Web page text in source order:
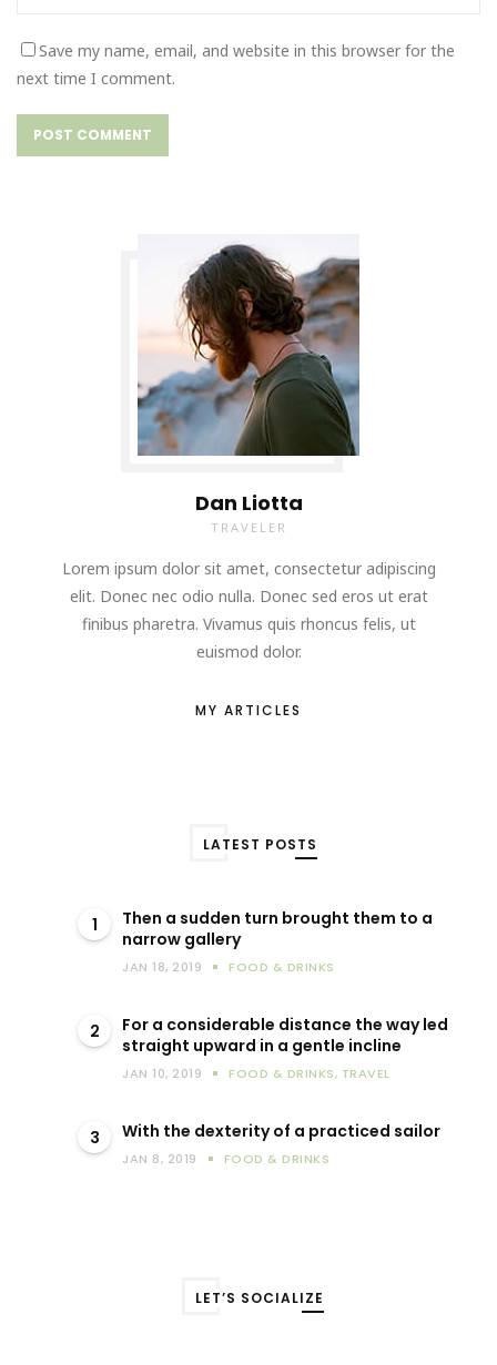
Save my name, email, and website in this browser for the
next time I comment.
Dan Liotta
TRAVELER
Lorem ipsum dolor sit amet, consectetur adipiscing
elit. Donec nec odio nulla. Donec sed eros ut erat
finibus pharetra. Vivamus quis rhoncus felis, ut
euismod dolor.
MY ARTICLES
LATEST POSTS
1
Then a sudden turn brought them to a
narrow gallery
JAN 18, 2019 FOOD & DRINKS
2
For a considerable distance the way led
straight upward in a gentle incline
JAN 10, 2019 FOOD & DRINKS, TRAVEL
3 With the dexterity of a practiced sailor
JAN 8, 2019 FOOD & DRINKS
LET’S SOCIALIZE